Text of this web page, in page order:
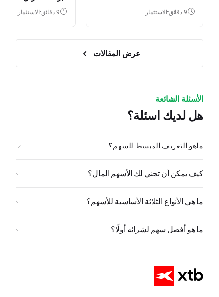
9 دقائق الاستثمار 9 دقائق الاستثمار
عرض المقالات
الأسئلة الشائعة
هل لديك اسئلة؟
ماهو التعريف المبسط للسهم؟
كيف يمكن أن تجني لك الأسهم المال؟
ما هي الأنواع الثلاثة الأساسية للأسهم؟
ما هو أفضل سهم لشرائه أولًا؟